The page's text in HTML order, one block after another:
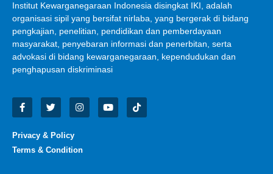
Institut Kewarganegaraan Indonesia disingkat IKI, adalah
organisasi sipil yang bersifat nirlaba, yang bergerak di bidang
pengkajian, penelitian, pendidikan dan pemberdayaan
masyarakat, penyebaran informasi dan penerbitan, serta
advokasi di bidang kewarganegaraan, kependudukan dan
penghapusan diskriminasi
Privacy & Policy
Terms & Condition